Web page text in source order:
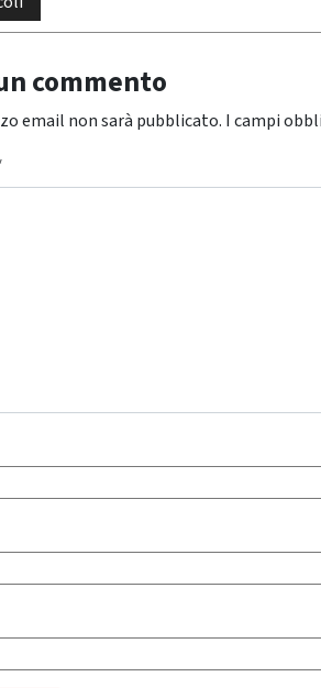
commento
email non sarà pubblicato. I campi